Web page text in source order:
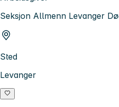
Seksjon Allmenn Levanger
Sted
Levanger